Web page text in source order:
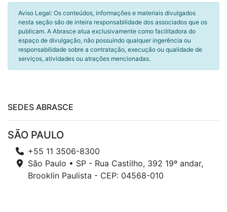
Aviso Legal: Os conteúdos, informações e materiais divulgados
nesta seção são de inteira responsabilidade dos associados que os
publicam. A Abrasce atua exclusivamente como facilitadora do
espaço de divulgação, não possuindo qualquer ingerência ou
responsabilidade sobre a contratação, execução ou qualidade de
serviços, atividades ou atrações mencionadas.
SEDES ABRASCE
SÃO PAULO
+55 11 3506-8300
São Paulo • SP - Rua Castilho, 392 19º andar,
Brooklin Paulista - CEP: 04568-010